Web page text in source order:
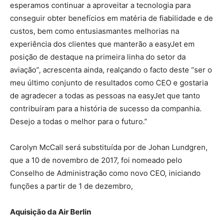
esperamos continuar a aproveitar a tecnologia para
conseguir obter benefícios em matéria de fiabilidade e de
custos, bem como entusiasmantes melhorias na
experiência dos clientes que manterão a easyJet em
posição de destaque na primeira linha do setor da
aviação”, acrescenta ainda, realçando o facto deste “ser o
meu último conjunto de resultados como CEO e gostaria
de agradecer a todas as pessoas na easyJet que tanto
contribuíram para a história de sucesso da companhia.
Desejo a todas o melhor para o futuro.”
Carolyn McCall será substituída por de Johan Lundgren,
que a 10 de novembro de 2017, foi nomeado pelo
Conselho de Administração como novo CEO, iniciando
funções a partir de 1 de dezembro,
Aquisição da Air Berlin